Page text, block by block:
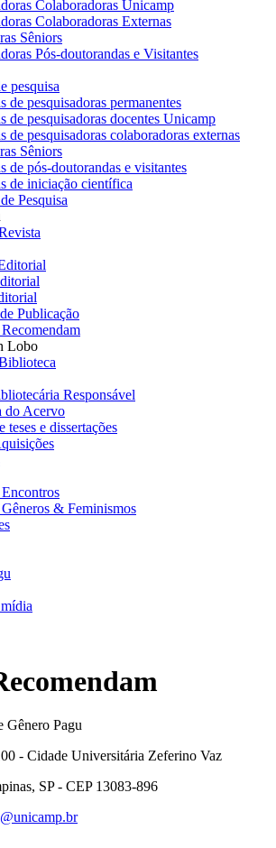
Colaboradoras Unicamp
Colaboradoras Externas
Sêniors
Pós-doutorandas e Visitantes
pesquisa
de pesquisadoras permanentes
de pesquisadoras docentes Unicamp
de pesquisadoras colaboradoras externas
Sêniors
de pós-doutorandas e visitantes
de iniciação científica
Pesquisa
Publicação
Lobo
Responsável
do Acervo
teses e dissertações
& Feminismos
Gênero Pagu
- Cidade Universitária Zeferino Vaz
SP - CEP 13083-896